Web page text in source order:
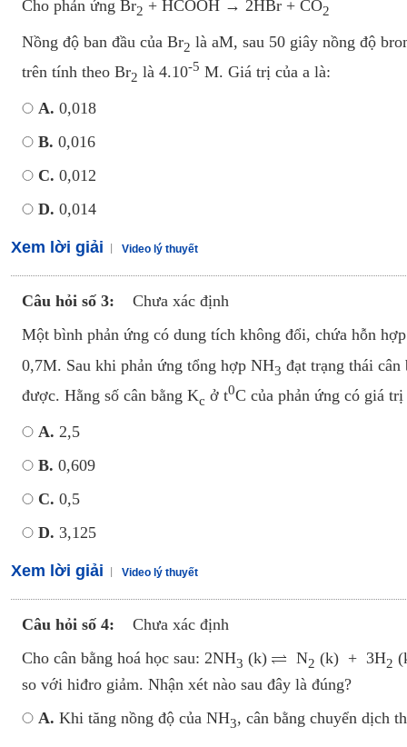
Cho phản ứng Br2 + HCOOH → 2HBr + CO2
Nồng độ ban đầu của Br2 là aM, sau 50 giây nồng độ
trên tính theo Br2 là 4.10-5 M. Giá trị của a là:
A. 0,018
B. 0,016
C. 0,012
D. 0,014
Xem lời giải Video lý thuyết
Câu hỏi số 3:
Chưa xác định
Một bình phản ứng có dung tích không đổi, chứa hỗn
0,7M. Sau khi phản ứng tổng hợp NH3 đạt trạng thái cân
được. Hằng số cân bằng Kc ở t0C của phản ứng có giá trị
A. 2,5
B. 0,609
C. 0,5
D. 3,125
Xem lời giải Video lý thuyết
Câu hỏi số 4:
Chưa xác định
Cho cân bằng hoá học sau: 2NH3 (k) N2 (k) + 3H2
so với hiđro giảm. Nhận xét nào sau đây là đúng?
A. Khi tăng nồng độ của NH3, cân bằng chuyển dịch